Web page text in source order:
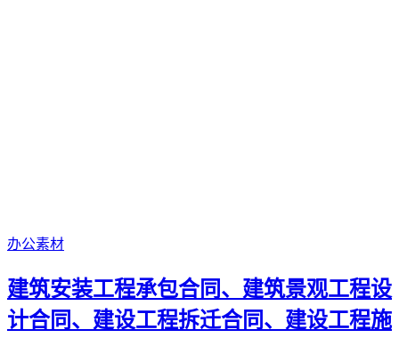
办公素材
建筑安装工程承包合同、建筑景观工程设
计合同、建设工程拆迁合同、建设工程施